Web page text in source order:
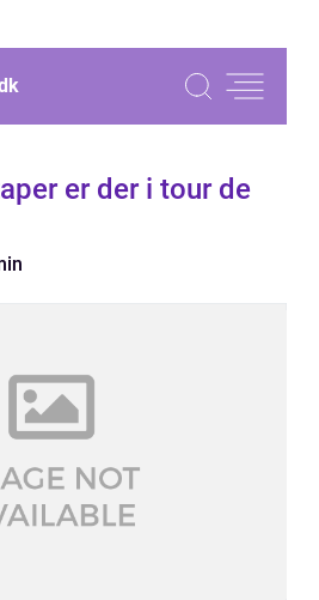
er der i tour de